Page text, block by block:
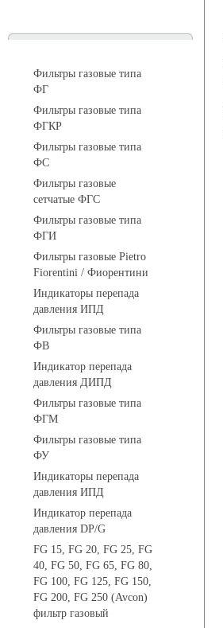
Фильтры газовые типа
ФГ
Фильтры газовые типа
ФГКР
Фильтры газовые типа
ФС
Фильтры газовые
сетчатые ФГС
Фильтры газовые типа
ФГИ
Фильтры газовые Pietro
Fiorentini / Фиорентини
Индикаторы перепада
давления ИПД
Фильтры газовые типа
ФВ
Индикатор перепада
давления ДИПД
Фильтры газовые типа
ФГМ
Фильтры газовые типа
ФУ
Индикаторы перепада
давления ИПД
Индикатор перепада
давления DP/G
FG 15, FG 20, FG 25, FG
40, FG 50, FG 65, FG 80,
FG 100, FG 125, FG 150,
FG 200, FG 250 (Avcon)
фильтр газовый